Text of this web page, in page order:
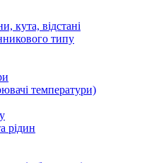
кута, відстані
типу
температури)
рідин